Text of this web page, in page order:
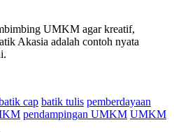
UMKM agar kreatif,
Akasia adalah contoh nyata
cap batik tulis pemberdayaan
pendampingan UMKM UMKM